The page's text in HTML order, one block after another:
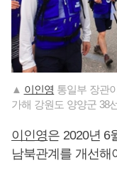
▲ 이인영 통일부 장관
가해 강원도 양양군 38
이인영은 2020년 6
남북관계를 개선해